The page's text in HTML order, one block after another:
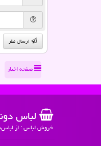
ارسال نظر
صفحه اخبار
لباس
فروش لباس : از